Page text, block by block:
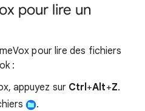
pour lire un
pour lire des fichiers
:
appuyez sur Ctrl+Alt+Z.
.